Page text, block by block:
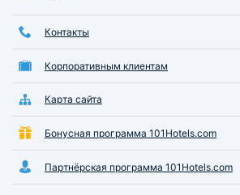
Контакты
Корпоративным клиентам
Карта сайта
Бонусная программа 101Hotels.com
Партнёрская программа 101Hotels.com